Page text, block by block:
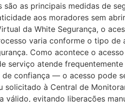
as principais medidas de
aos moradores sem
da White Segurança, o
varia conforme o tipo de
Como acontece o
serviço atende
confiança — o acesso pode
à Central de
válido, evitando liberações